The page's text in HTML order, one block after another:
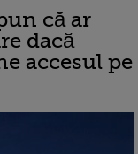
că ar
dacă
accesul pe